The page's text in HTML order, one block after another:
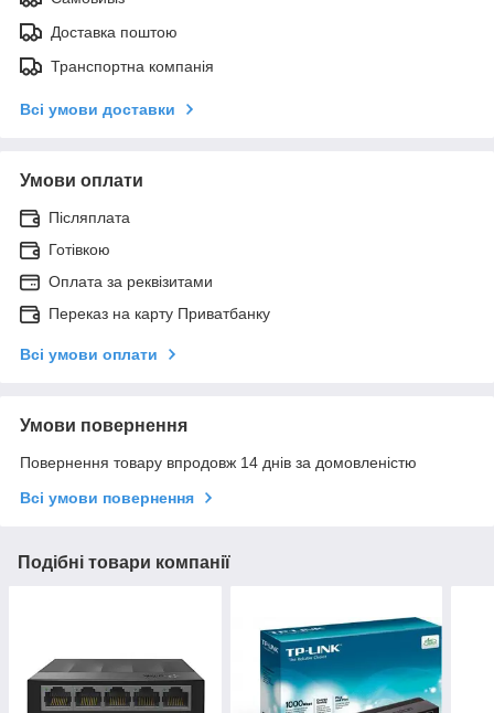
Доставка поштою
Транспортна компанія
Всі умови доставки
Умови оплати
Післяплата
Готівкою
Оплата за реквізитами
Переказ на карту Приватбанку
Всі умови оплати
Умови повернення
Повернення товару впродовж 14 днів за домовленістю
Всі умови повернення
Подібні товари компанії